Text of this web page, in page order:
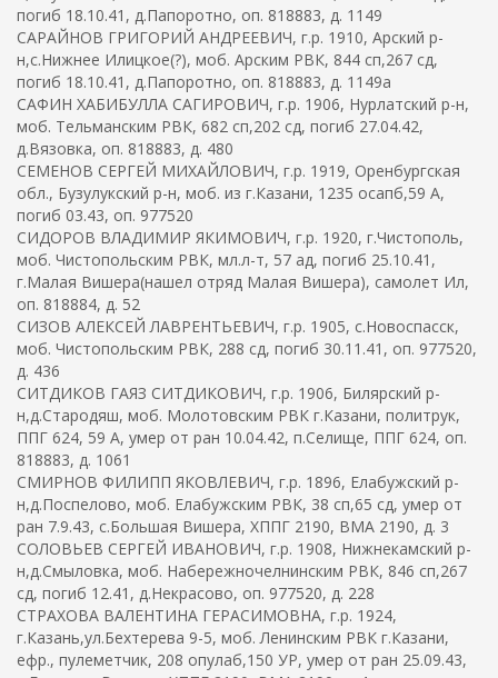
погиб 18.10.41, д.Папоротно, оп. 818883, д. 1149
САРАЙНОВ ГРИГОРИЙ АНДРЕЕВИЧ, г.р. 1910, Арский р-
н,с.Нижнее Илицкое(?), моб. Арским РВК, 844 сп,267 сд,
погиб 18.10.41, д.Папоротно, оп. 818883, д. 1149а
САФИН ХАБИБУЛЛА САГИРОВИЧ, г.р. 1906, Нурлатский р-н,
моб. Тельманским РВК, 682 сп,202 сд, погиб 27.04.42,
д.Вязовка, оп. 818883, д. 480
СЕМЕНОВ СЕРГЕЙ МИХАЙЛОВИЧ, г.р. 1919, Оренбургская
обл., Бузулукский р-н, моб. из г.Казани, 1235 осапб,59 А,
погиб 03.43, оп. 977520
СИДОРОВ ВЛАДИМИР ЯКИМОВИЧ, г.р. 1920, г.Чистополь,
моб. Чистопольским РВК, мл.л-т, 57 ад, погиб 25.10.41,
г.Малая Вишера(нашел отряд Малая Вишера), самолет Ил,
оп. 818884, д. 52
СИЗОВ АЛЕКСЕЙ ЛАВРЕНТЬЕВИЧ, г.р. 1905, с.Новоспасск,
моб. Чистопольским РВК, 288 сд, погиб 30.11.41, оп. 977520,
д. 436
СИТДИКОВ ГАЯЗ СИТДИКОВИЧ, г.р. 1906, Билярский р-
н,д.Стародяш, моб. Молотовским РВК г.Казани, политрук,
ППГ 624, 59 А, умер от ран 10.04.42, п.Селище, ППГ 624, оп.
818883, д. 1061
СМИРНОВ ФИЛИПП ЯКОВЛЕВИЧ, г.р. 1896, Елабужский р-
н,д.Поспелово, моб. Елабужским РВК, 38 сп,65 сд, умер от
ран 7.9.43, с.Большая Вишера, ХППГ 2190, ВМА 2190, д. 3
СОЛОВЬЕВ СЕРГЕЙ ИВАНОВИЧ, г.р. 1908, Нижнекамский р-
н,д.Смыловка, моб. Набережночелнинским РВК, 846 сп,267
сд, погиб 12.41, д.Некрасово, оп. 977520, д. 228
СТРАХОВА ВАЛЕНТИНА ГЕРАСИМОВНА, г.р. 1924,
г.Казань,ул.Бехтерева 9-5, моб. Ленинским РВК г.Казани,
ефр., пулеметчик, 208 опулаб,150 УР, умер от ран 25.09.43,